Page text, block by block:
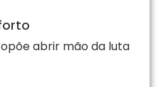
abrir mão da luta